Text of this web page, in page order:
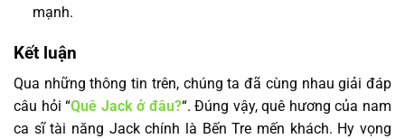
mạnh.
Kết luận
Qua những thông tin trên, chúng ta đã cùng nhau giải đáp
câu hỏi “Quê Jack ở đâu?“. Đúng vậy, quê hương của nam
ca sĩ tài năng Jack chính là Bến Tre mến khách. Hy vọng